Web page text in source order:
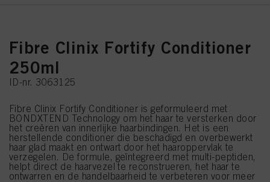
Fibre Clinix Fortify Conditioner
250ml
ID-nr. 3063125
Fibre Clinix Fortify Conditioner is geformuleerd met
BONDXTEND Technology om het haar te versterken door
het creëren van innerlijke haarbindingen. Het is een
herstellende conditioner die beschadigd en overbewerkt
haar glad maakt en ontwart door het haaroppervlak te
verzegelen. De formule, geïntegreerd met multi-peptiden,
helpt direct de haarvezel te reconstrueren, het haar te
ontwarren en de handelbaarheid te verbeteren voor meer